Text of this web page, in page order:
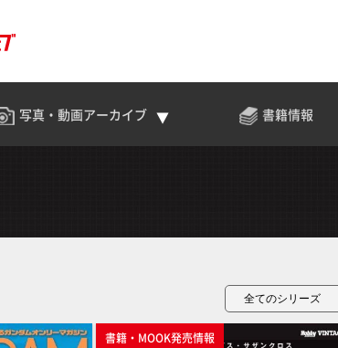
写真・動画アーカイブ 書籍情報
書籍・MOOK発売情報